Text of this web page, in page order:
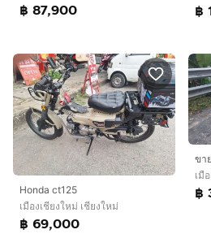
฿ 87,900 ฿
Honda ct125
เมืองเชียงใหม่ เชียงใหม่
฿ 69,000
เมื
฿